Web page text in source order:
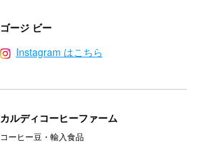
ゴージ ビー
Instagram はこちら
カルディコーヒーファーム
コーヒー豆・輸入食品